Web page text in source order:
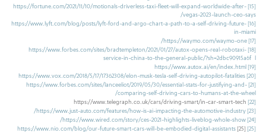
[15]
https://fortune.com/2021/11/10/motionals-driverless-taxi-fleet-will-expand-worldwide-after-
vegas-2023-launch-ceo-says/
[16]
https://www.lyft.com/blog/posts/lyft-ford-and-argo-chart-a-path-to-a-self-driving-future-
in-miami
[17]
https://waymo.com/waymo-one/
[18]
https://www.forbes.com/sites/bradtempleton/2021/01/27/autox-opens-real-robotaxi-
service-in-china-to-the-general-public/?sh=2dbc90915a6f l
[19]
https://www.autox.ai/en/index.html
[20]
https://www.vox.com/2018/5/17/17362308/elon-musk-tesla-self-driving-autopilot-fatalities
[21]
https://www.forbes.com/sites/lanceeliot/2019/05/30/essential-stats-for-justifying-and-
comparing-self-driving-cars-to-humans-at-the-wheel/
[22]
[23]
https://www.just-auto.com/features/how-is-ai-impacting-the-automotive-industry/
[24]
https://www.wired.com/story/ces-2021-highlights-liveblog-whole-show/
[25]
[25]
https://www.nio.com/blog/our-future-smart-cars-will-be-embodied-digital-assistants